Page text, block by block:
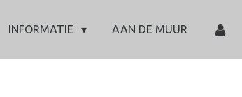
INFORMATIE AAN DE MUUR